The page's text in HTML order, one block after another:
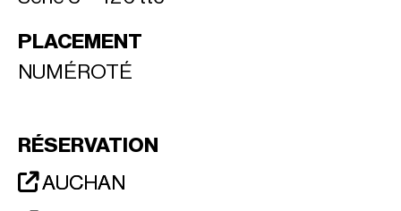
PLACEMENT
NUMÉROTÉ
RÉSERVATION
AUCHAN